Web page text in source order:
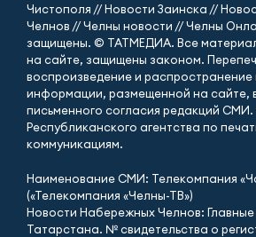
Чистополя // Новости Заинска //
Челнов // Челны новости // Челны
защищены. © ТАТМЕДИА. Все
на сайте, защищены законом.
воспроизведение и
информации, размещенной на сайте,
письменного согласия редакций
Республиканского агентства по
коммуникациям.
Наименование СМИ: Телекомпания
(«Телекомпания «Челны-ТВ»)
Новости Набережных Челнов:
Татарстана. № свидетельства о